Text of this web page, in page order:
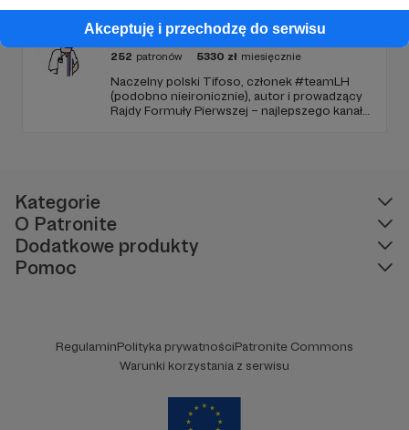
Akceptuję i przechodzę do serwisu
Rajdy Formuły Pierwszej
252 patronów 5330 zł miesięcznie
Naczelny polski Tifoso, członek #teamLH
(podobno nieironicznie), autor i prowadzący
Rajdy Formuły Pierwszej – najlepszego kanału
Kategorie
O Patronite
Dodatkowe produkty
Pomoc
RegulaminPolityka prywatnościPatronite Commons
Warunki korzystania z serwisu